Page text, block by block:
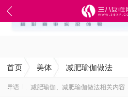
首页 美体 减肥瑜伽做法
导语
肥、减肥瑜伽、减肥瑜伽做法相关内